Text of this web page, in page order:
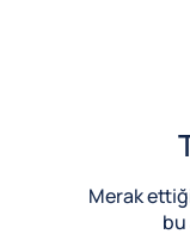
Merak